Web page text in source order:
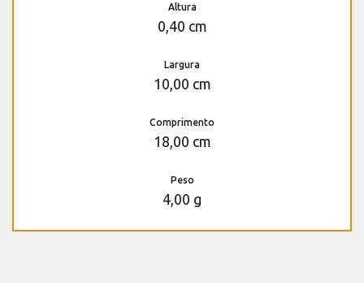
Altura
0,40 cm
Largura
10,00 cm
Comprimento
18,00 cm
Peso
4,00 g